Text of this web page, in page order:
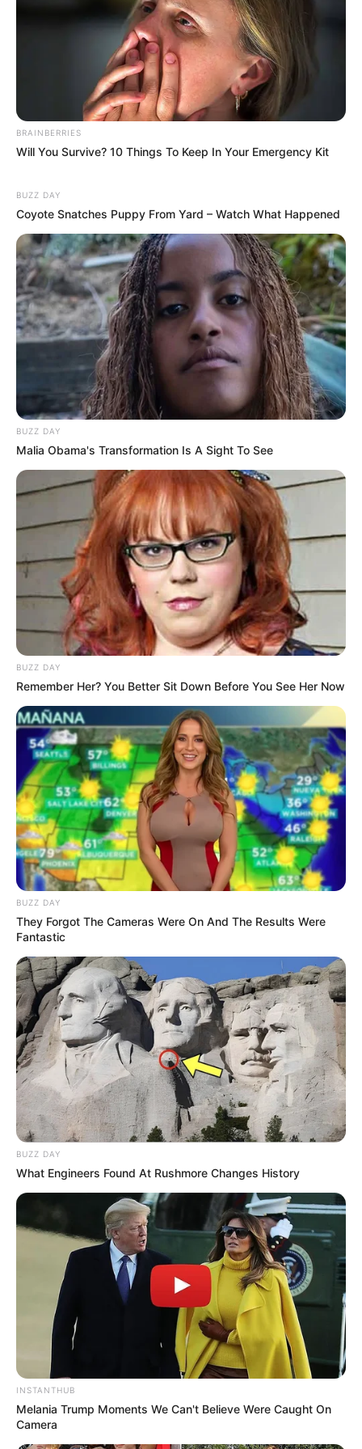
banyak pengalaman berakting, baik dalam membintangi serial
layar kaca maupun film layar lebar. Kemampuan aktingnya pun
sudah tidak diragukan lagi dan layak untuk diberikan apresiasi.
ESTELLE LINDEN MODEL PENULIS NASKAH
SELEBRITI INDONESIA
SUTRADARA
LIHAT ARTIKEL LAINNYA
Laras Kinanda Nyimas Ratu Rafa
Shenina Cinnamon Megan Domani
BRAINBERRIES
Will You Survive? 10 Things To Keep In Your Emergency Kit
BUZZ DAY
Coyote Snatches Puppy From Yard – Watch What Happened
BUZZ DAY
Malia Obama's Transformation Is A Sight To See
BUZZ DAY
Remember Her? You Better Sit Down Before You See Her Now
BUZZ DAY
They Forgot The Cameras Were On And The Results Were
Fantastic
BUZZ DAY
What Engineers Found At Rushmore Changes History
INSTANTHUB
Melania Trump Moments We Can't Believe Were Caught On
Camera